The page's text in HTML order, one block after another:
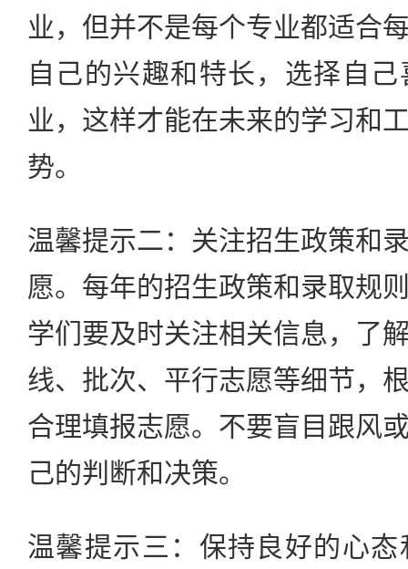
业，但并不是每个专业都适合
自己的兴趣和特长，选择自
业，这样才能在未来的学习和
势。
温馨提示二：关注招生政策和
愿。每年的招生政策和录取规
学们要及时关注相关信息，了
线、批次、平行志愿等细节，
合理填报志愿。不要盲目跟风
己的判断和决策。
温馨提示三：保持良好的心